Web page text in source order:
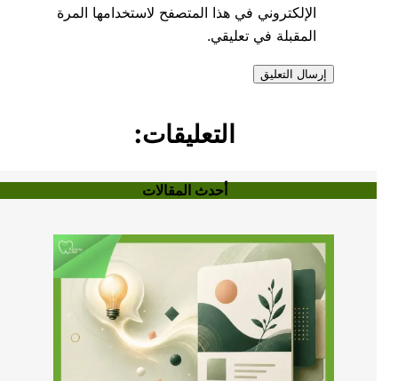
الإلكتروني في هذا المتصفح لاستخدامها المرة
المقبلة في تعليقي.
التعليقات:
أحدث المقالات